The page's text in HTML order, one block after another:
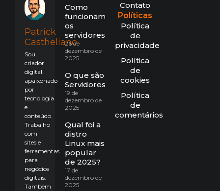
Patrick
Castheliano
Sou
criador
digital
apaixonado
por
tecnologia
e
conteúdo.
Trabalho
com
sites e
ferramentas
para
negócios
digitais.
Também
Como
funcionam
os
servidores?
26 de
dezembro de
2025
O que são
Servidores?
19 de
dezembro de
2025
Qual foi a
distro
Linux mais
popular
de 2025?
17 de
dezembro de
2025
Contato
Políticas
Política
de
privacidade
Política
de
cookies
Política
de
comentários